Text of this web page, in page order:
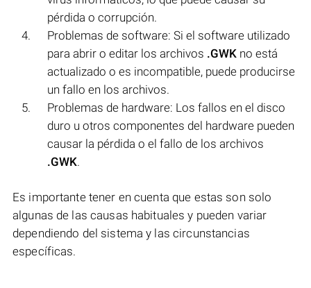
pérdida o corrupción.
Problemas de software: Si el software utilizado
para abrir o editar los archivos .GWK no está
actualizado o es incompatible, puede producirse
un fallo en los archivos.
Problemas de hardware: Los fallos en el disco
duro u otros componentes del hardware pueden
causar la pérdida o el fallo de los archivos
.GWK.
Es importante tener en cuenta que estas son solo
algunas de las causas habituales y pueden variar
dependiendo del sistema y las circunstancias
específicas.